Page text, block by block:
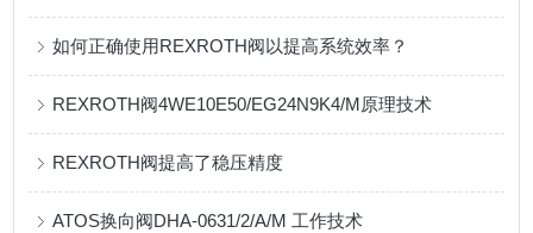
如何正确使用REXROTH阀以提高系统效率？
REXROTH阀4WE10E50/EG24N9K4/M原理技术
REXROTH阀提高了稳压精度
ATOS换向阀DHA-0631/2/A/M 工作技术